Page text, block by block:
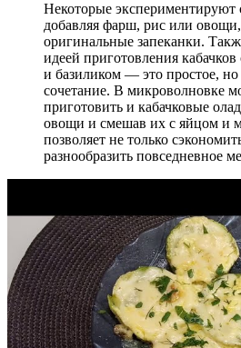
Некоторые экспериментируют
добавляя фарш, рис или овощи,
оригинальные запеканки.
идеей приготовления
и базиликом — это простое, но
сочетание. В микроволновке
приготовить и кабачковые
овощи и смешав их с яйцом и
позволяет не только
разнообразить повседневное